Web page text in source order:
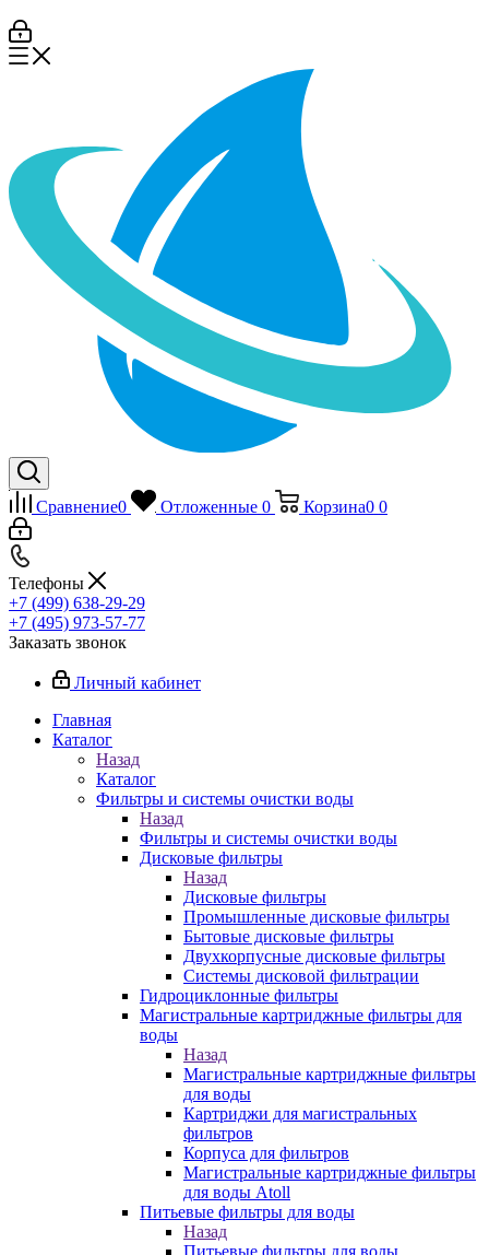
Сравнение0 Отложенные 0 Корзина0 0
Телефоны
+7 (499) 638-29-29
+7 (495) 973-57-77
Заказать звонок
Личный кабинет
Главная
Каталог
Назад
Каталог
Фильтры и системы очистки воды
Назад
Фильтры и системы очистки воды
Дисковые фильтры
Назад
Дисковые фильтры
Промышленные дисковые фильтры
Бытовые дисковые фильтры
Двухкорпусные дисковые фильтры
Системы дисковой фильтрации
Гидроциклонные фильтры
Магистральные картриджные фильтры для
воды
Назад
Магистральные картриджные фильтры
для воды
Картриджи для магистральных
фильтров
Корпуса для фильтров
Магистральные картриджные фильтры
для воды Atoll
Питьевые фильтры для воды
Назад
Питьевые фильтры для воды